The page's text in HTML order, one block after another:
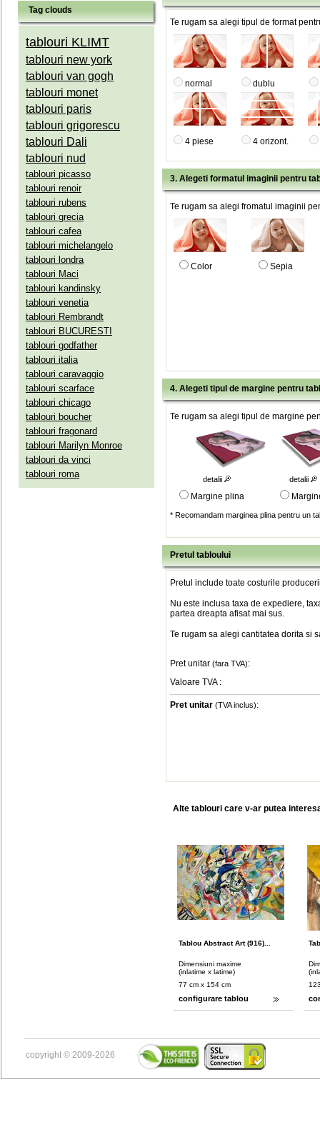
Tag clouds
tablouri KLIMT
tablouri new york
tablouri van gogh
tablouri monet
tablouri paris
tablouri grigorescu
tablouri Dali
tablouri nud
tablouri picasso
tablouri renoir
tablouri rubens
tablouri grecia
tablouri cafea
tablouri michelangelo
tablouri londra
tablouri Maci
tablouri kandinsky
tablouri venetia
tablouri Rembrandt
tablouri BUCURESTI
tablouri godfather
tablouri italia
tablouri caravaggio
tablouri scarface
tablouri chicago
tablouri boucher
tablouri fragonard
tablouri Marilyn Monroe
tablouri da vinci
tablouri roma
Te rugam sa alegi tipul de format
normal dublu
4 piese 4 orizont.
3. Alegeti formatul imaginii pentru
Te rugam sa alegi fromatul imaginii
Color Sepia
4. Alegeti tipul de margine pentru
Te rugam sa alegi tipul de margine
detalii detalii
Margine plina
* Recomandam marginea plina pentru un
Pretul tabloului
Pretul include toate costurile
Nu este inclusa taxa de expediere,
partea dreapta afisat mai sus.
Te rugam sa alegi cantitatea dorita si
Pret unitar (fara TVA):
Valoare TVA :
Pret unitar (TVA inclus):
Alte tablouri care v-ar putea
Tablou Abstract Art (916)...
Dimensiuni maxime
(inlatime x latime)
77 cm x 154 cm
configurare tablou
copyright © 2009-2026